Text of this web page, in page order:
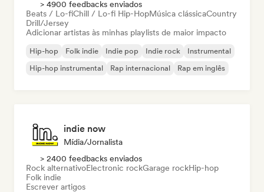
> 4900 feedbacks enviados
Beats / Lo-fiChill / Lo-fi Hip-HopMúsica clássicaCountry
Drill/Jersey
Adicionar artistas às minhas playlists de maior impacto
Hip-hop Folk indie Indie pop Indie rock
Instrumental
Hip-hop instrumental
Rap internacional Rap em inglês
indie now
Mídia/Jornalista
> 2400 feedbacks enviados
Rock alternativoElectronic rockGarage rockHip-hop
Folk indie
Escrever artigos